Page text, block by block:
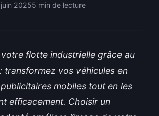
20255 min de lecture
flotte industrielle grâce au
transformez vos véhicules en
mobiles tout en les
efficacement. Choisir un